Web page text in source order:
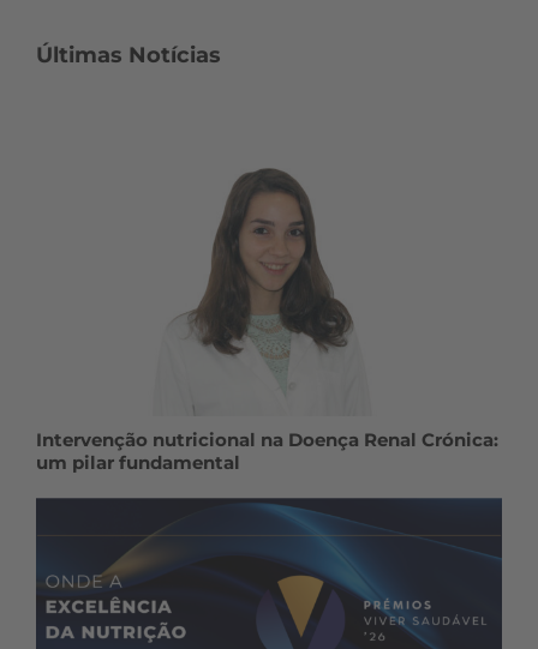
Últimas Notícias
Intervenção nutricional na Doença Renal Crónica:
um pilar fundamental